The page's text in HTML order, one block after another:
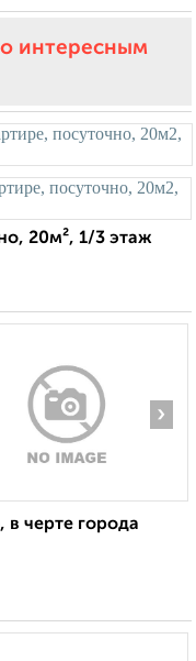
интересным
20м², 1/3 этаж
›
черте города